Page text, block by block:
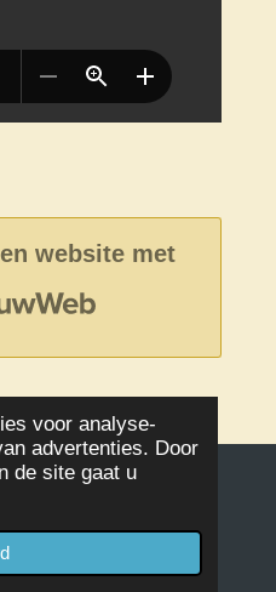
voor analyse-
advertenties. Door
de site gaat u
website met